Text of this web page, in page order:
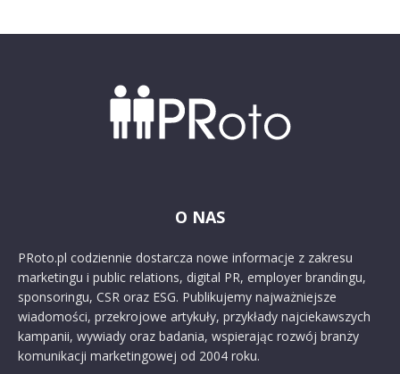
O NAS
PRoto.pl codziennie dostarcza nowe informacje z zakresu
marketingu i public relations, digital PR, employer brandingu,
sponsoringu, CSR oraz ESG. Publikujemy najważniejsze
wiadomości, przekrojowe artykuły, przykłady najciekawszych
kampanii, wywiady oraz badania, wspierając rozwój branży
komunikacji marketingowej od 2004 roku.